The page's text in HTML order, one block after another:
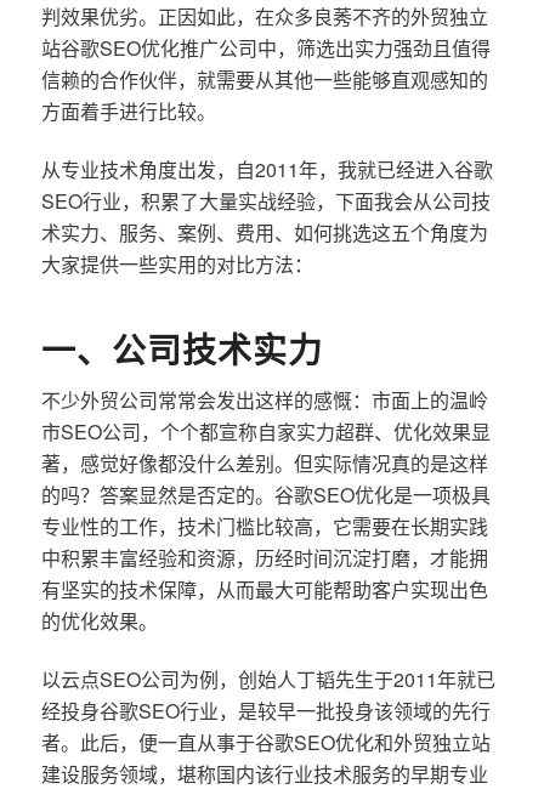
判效果优劣。正因如此，在众多良莠不齐的外贸独立
站谷歌SEO优化推广公司中，筛选出实力强劲且值得
信赖的合作伙伴，就需要从其他一些能够直观感知的
方面着手进行比较。
从专业技术角度出发，自2011年，我就已经进入谷歌
SEO行业，积累了大量实战经验，下面我会从公司技
术实力、服务、案例、费用、如何挑选这五个角度为
大家提供一些实用的对比方法：
一、公司技术实力
不少外贸公司常常会发出这样的感慨：市面上的温岭
市SEO公司，个个都宣称自家实力超群、优化效果显
著，感觉好像都没什么差别。但实际情况真的是这样
的吗？答案显然是否定的。谷歌SEO优化是一项极具
专业性的工作，技术门槛比较高，它需要在长期实践
中积累丰富经验和资源，历经时间沉淀打磨，才能拥
有坚实的技术保障，从而最大可能帮助客户实现出色
的优化效果。
以云点SEO公司为例，创始人丁韬先生于2011年就已
经投身谷歌SEO行业，是较早一批投身该领域的先行
者。此后，便一直从事于谷歌SEO优化和外贸独立站
建设服务领域，堪称国内该行业技术服务的早期专业